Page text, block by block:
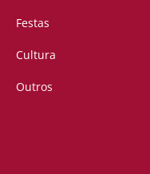
Festas
Cultura
Outros